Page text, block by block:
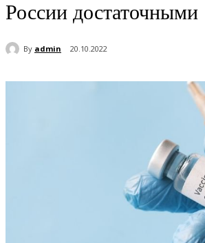
России достаточными
By admin 20.10.2022